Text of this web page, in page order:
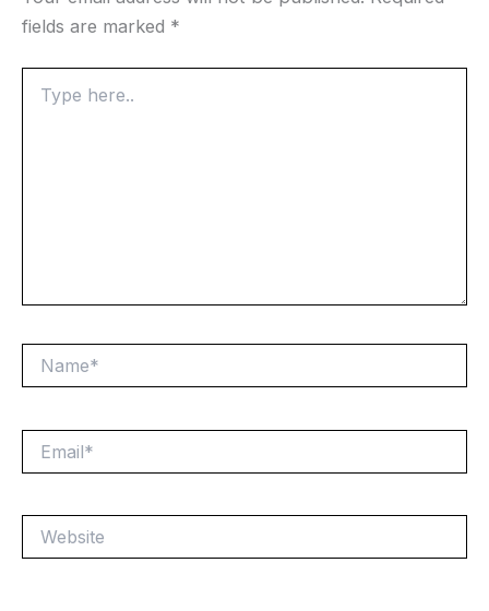
fields are marked *
here..